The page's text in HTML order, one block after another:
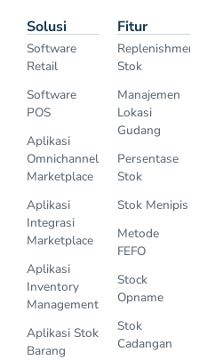
Solusi
Software
Retail
Software
POS
Aplikasi
Omnichannel
Marketplace
Aplikasi
Integrasi
Marketplace
Aplikasi
Inventory
Management
Aplikasi Stok
Barang
Fitur
Replenishment
Stok
Manajemen
Lokasi
Gudang
Persentase
Stok
Stok Menipis
Metode
FEFO
Stock
Opname
Stok
Cadangan